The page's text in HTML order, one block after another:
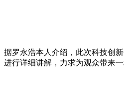
据罗永浩本人介绍，此次科技创
进行详细讲解，力求为观众带来